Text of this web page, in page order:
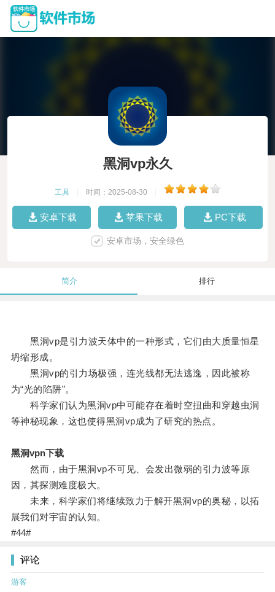
黑洞vp永久
工具 时间：2025-08-30
安卓下载 苹果下载 PC下载
安卓市场，安全绿色
简介 排行
黑洞vp是引力波天体中的一种形式，它们由大质量恒星
坍缩形成。
黑洞vp的引力场极强，连光线都无法逃逸，因此被称
为“光的陷阱”。
科学家们认为黑洞vp中可能存在着时空扭曲和穿越虫洞
等神秘现象，这也使得黑洞vp成为了研究的热点。
黑洞vpn下载
然而，由于黑洞vp不可见、会发出微弱的引力波等原
因，其探测难度极大。
未来，科学家们将继续致力于解开黑洞vp的奥秘，以拓
展我们对宇宙的认知。
#44#
评论
游客